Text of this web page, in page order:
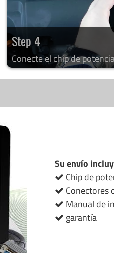
Step 4
Conecte el chip de
Su envío
Chip de
Conectores
Manual de
garantía